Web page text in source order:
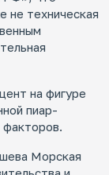
не техническая
на фигуре
пиар-
факторов.
Морская